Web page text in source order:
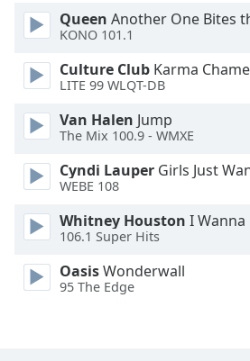
Opacity
Font
Size
Text
Font
Queen Another One Bites
KONO 101.1
Culture Club Karma
LITE 99 WLQT-DB
Van Halen Jump
The Mix 100.9 - WMXE
Cyndi Lauper Girls Just
WEBE 108
Whitney Houston I Wanna
106.1 Super Hits
OasisWonderwall
95 The Edge